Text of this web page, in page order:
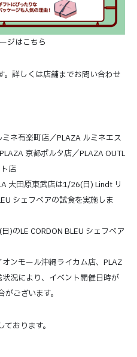
ジはこちら
詳しくは店舗までお問い合わせ
ネ有楽町店／PLAZA ルミネエス
京都ポルタ店／PLAZA OUTL
店
大田原東武店は1/26(日) Lindt リ
シェフベアの試食を実施しま
)のLE CORDON BLEU シェフベア
ンモール沖縄ライカム店、PLAZ
況により、イベント開催日時が
ございます。
おります。